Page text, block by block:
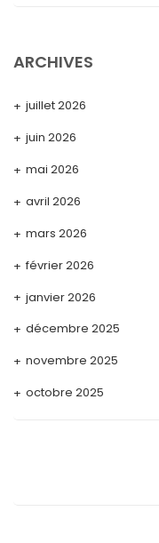
ARCHIVES
juillet 2026
juin 2026
mai 2026
avril 2026
mars 2026
février 2026
janvier 2026
décembre 2025
novembre 2025
octobre 2025